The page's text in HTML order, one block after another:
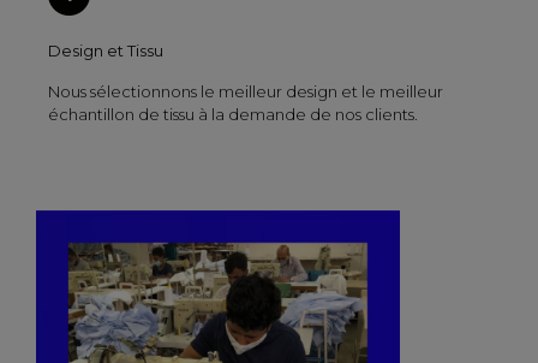
Design et Tissu
Nous sélectionnons le meilleur design et le meilleur
échantillon de tissu à la demande de nos clients.